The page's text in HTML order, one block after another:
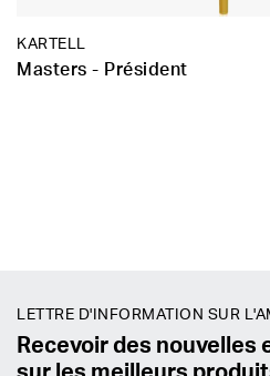
KARTELL
Masters - Président
LETTRE D'INFORMATION SUR
Recevoir des